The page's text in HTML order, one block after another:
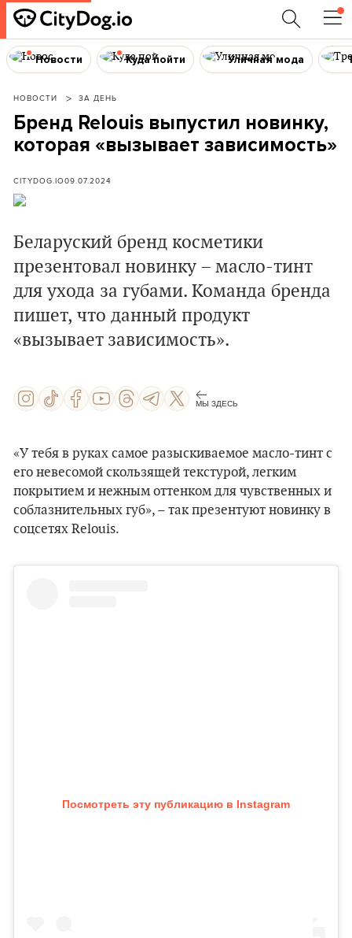
Новости Куда пойти Уличная мода
НОВОСТИ ЗА ДЕНЬ
Бренд Relouis выпустил новинку,
которая «вызывает зависимость»
CITYDOG.IO09.07.2024
Беларуский бренд косметики
презентовал новинку – масло-тинт
для ухода за губами. Команда бренда
пишет, что данный продукт
«вызывает зависимость».
МЫ ЗДЕСЬ
«У тебя в руках самое разыскиваемое масло-тинт с
его невесомой скользящей текстурой, легким
покрытием и нежным оттенком для чувственных и
соблазнительных губ», – так презентуют новинку в
соцсетях Relouis.
Посмотреть эту публикацию в Instagram